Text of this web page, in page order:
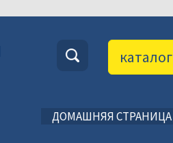
каталог
ДОМАШНЯЯ СТРАНИЦА